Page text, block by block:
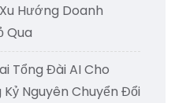
Hướng Doanh
Qua
Tổng Đài AI Cho
Nguyên Chuyển Đổi